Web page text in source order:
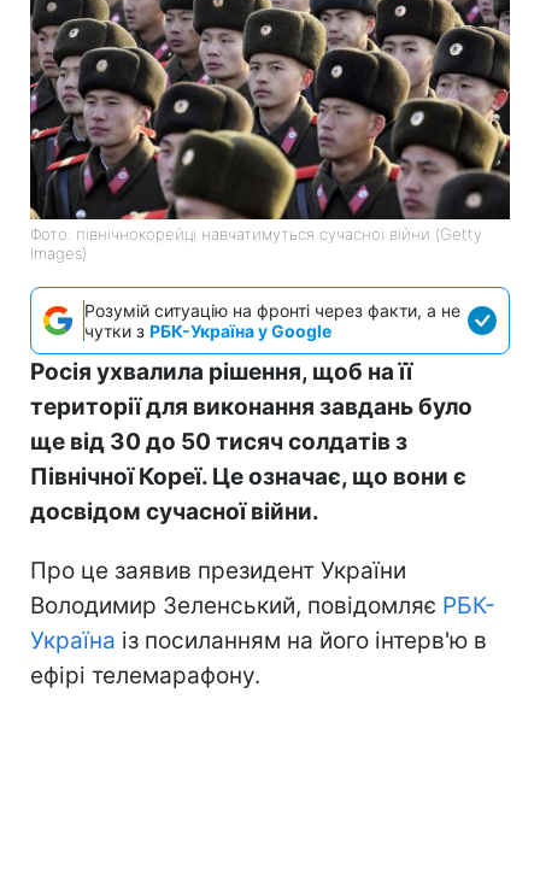
Фото: північнокорейці навчатимуться сучасної війни (Getty
Images)
Розумій ситуацію на фронті через факти, а не
чутки з РБК-Україна у Google
Росія ухвалила рішення, щоб на її
території для виконання завдань було
ще від 30 до 50 тисяч солдатів з
Північної Кореї. Це означає, що вони є
досвідом сучасної війни.
Про це заявив президент України
Володимир Зеленський, повідомляє РБК-
Україна із посиланням на його інтерв'ю в
ефірі телемарафону.